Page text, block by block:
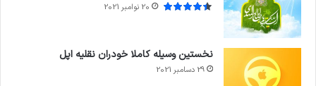
20 نوامبر 2021
نخستین وسیله کاملا خودران نقلیه اپل
29 دسامبر 2021